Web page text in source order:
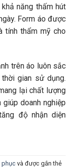
năng thấm hút
Form áo được
tính thẩm mỹ cho
trên áo luôn sắc
gian sử dụng.
lại chất lượng
doanh nghiệp
độ nhận diện
phụcvà được gắn thẻ